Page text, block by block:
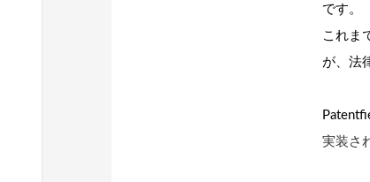
です。
これま
が、法
実装さ